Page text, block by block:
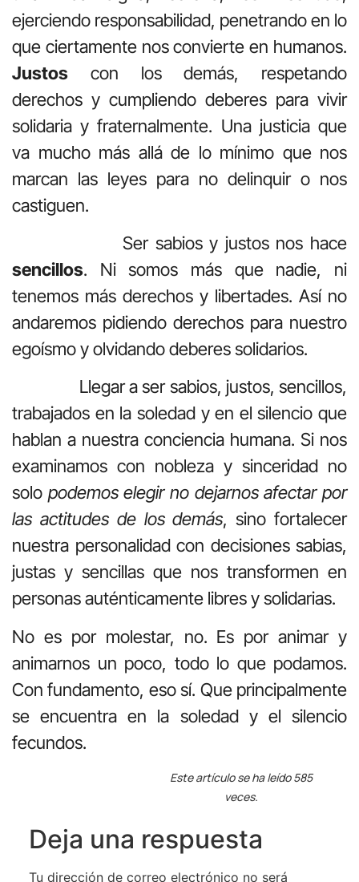
ejerciendo responsabilidad, penetrando en lo
que ciertamente nos convierte en humanos.
Justos con los demás, respetando
derechos y cumpliendo deberes para vivir
solidaria y fraternalmente. Una justicia que
va mucho más allá de lo mínimo que nos
marcan las leyes para no delinquir o nos
castiguen.
Ser sabios y justos nos hace
sencillos. Ni somos más que nadie, ni
tenemos más derechos y libertades. Así no
andaremos pidiendo derechos para nuestro
egoísmo y olvidando deberes solidarios.
Llegar a ser sabios, justos, sencillos,
trabajados en la soledad y en el silencio que
hablan a nuestra conciencia humana. Si nos
examinamos con nobleza y sinceridad no
solo podemos elegir no dejarnos afectar por
las actitudes de los demás, sino fortalecer
nuestra personalidad con decisiones sabias,
justas y sencillas que nos transformen en
personas auténticamente libres y solidarias.
No es por molestar, no. Es por animar y
animarnos un poco, todo lo que podamos.
Con fundamento, eso sí. Que principalmente
se encuentra en la soledad y el silencio
fecundos.
Este artículo se ha leído 585
veces.
Deja una respuesta
Tu dirección de correo electrónico no será